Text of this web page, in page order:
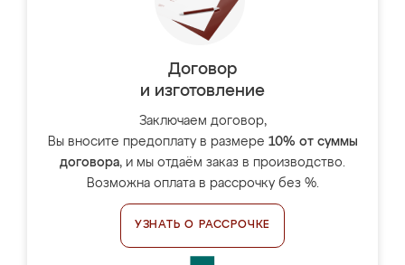
Договор
и изготовление
Заключаем договор,
Вы вносите предоплату в размере 10% от суммы
договора, и мы отдаём заказ в производство.
Возможна оплата в рассрочку без %.
УЗНАТЬ О РАССРОЧКЕ